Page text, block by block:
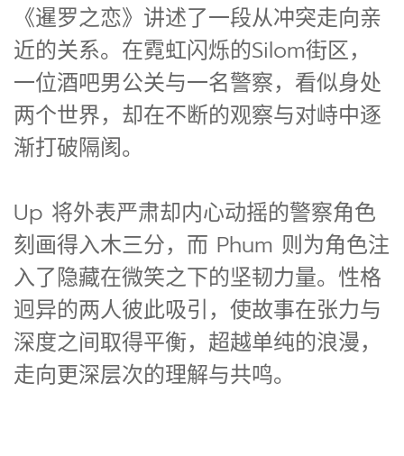
《暹罗之恋》讲述了一段从冲突走向亲
近的关系。在霓虹闪烁的Silom街区，
一位酒吧男公关与一名警察，看似身处
两个世界，却在不断的观察与对峙中逐
渐打破隔阂。
Up 将外表严肃却内心动摇的警察角色
刻画得入木三分，而 Phum 则为角色注
入了隐藏在微笑之下的坚韧力量。性格
迥异的两人彼此吸引，使故事在张力与
深度之间取得平衡，超越单纯的浪漫，
走向更深层次的理解与共鸣。